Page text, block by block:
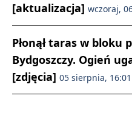
[aktualizacja] wczoraj,
Płonął taras w bloku
Bydgoszczy. Ogień
[zdjęcia] 05 sierpnia, 16:01